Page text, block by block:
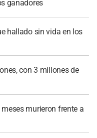
ganadores
hallado sin vida en los
con 3 millones de
murieron frente a